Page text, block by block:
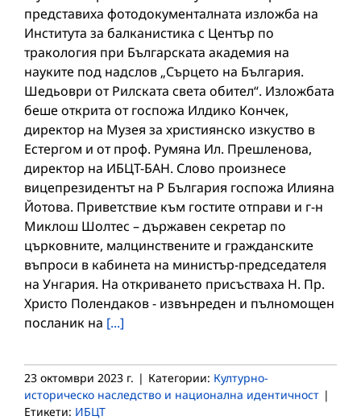
представиха фотодокументалната изложба на
Института за балканистика с Център по
тракология при Българската академия на
науките под надслов „Сърцето на България.
Шедьоври от Рилската света обител“. Изложбата
беше открита от госпожа Илдико Кончек,
директор на Музея за християнско изкуство в
Естергом и от проф. Румяна Ил. Прешленова,
директор на ИБЦТ-БАН. Слово произнесе
вицепрезидентът на Р България госпожа Илияна
Йотова. Приветствие към гостите отправи и г-н
Миклош Шолтес – държавен секретар по
църковните, малцинствените и гражданските
въпроси в кабинета на министър-председателя
на Унгария. На откриването присъстваха Н. Пр.
Христо Полендаков - извънреден и пълномощен
посланик на [...]
23 октомври 2023 г. | Категории: Културно-
историческо наследство и национална идентичност |
Етикети: ИБЦТ